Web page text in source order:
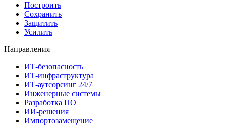
Построить
Сохранить
Защитить
Усилить
Направления
ИТ-безопасность
ИТ-инфраструктура
ИТ-аутсорсинг 24/7
Инженерные системы
Разработка ПО
ИИ-решения
Импортозамещение